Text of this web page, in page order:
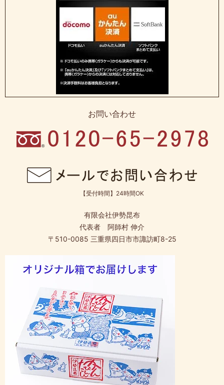
お問い合わせ
【受付時間】24時間OK
有限会社伊勢昆布
代表者 阿師村 伸介
〒510-0085 三重県四日市市諏訪町8-25